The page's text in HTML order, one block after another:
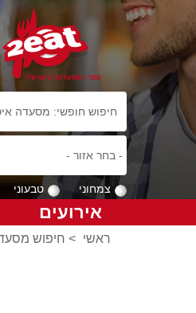
צמחוני טבעוני
אירועים
ראשי > חיפוש